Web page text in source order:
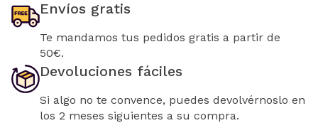
Envíos gratis
Te mandamos tus pedidos gratis a partir de
50€.
Devoluciones fáciles
Si algo no te convence, puedes devolvérnoslo en
los 2 meses siguientes a su compra.